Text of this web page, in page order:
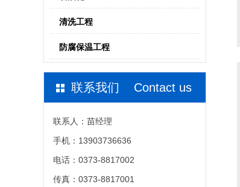
清洗工程
防腐保温工程
联系我们 Contact us
联系人：苗经理
手机：13903736636
电话：0373-8817002
传真：0373-8817001